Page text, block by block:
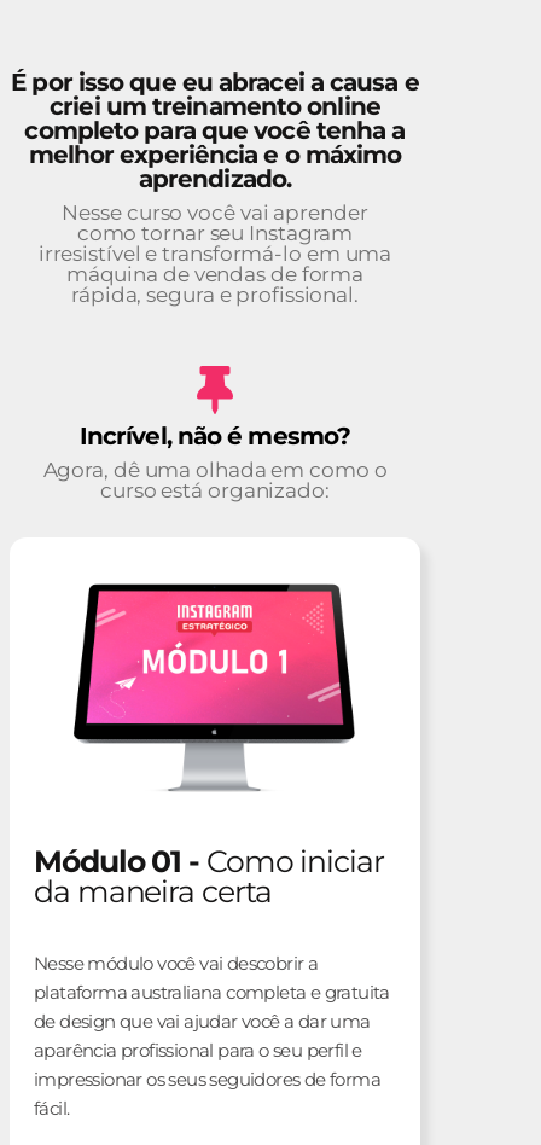
É por isso que eu abracei a causa e
criei um treinamento online
completo para que você tenha a
melhor experiência e o máximo
aprendizado.
Nesse curso você vai aprender
como tornar seu Instagram
irresistível e transformá-lo em uma
máquina de vendas de forma
rápida, segura e profissional.
Incrível, não é mesmo?
Agora, dê uma olhada em como o
curso está organizado:
Módulo 01 - Como iniciar
da maneira certa
Nesse módulo você vai descobrir a
plataforma australiana completa e gratuita
de design que vai ajudar você a dar uma
aparência profissional para o seu perfil e
impressionar os seus seguidores de forma
fácil.